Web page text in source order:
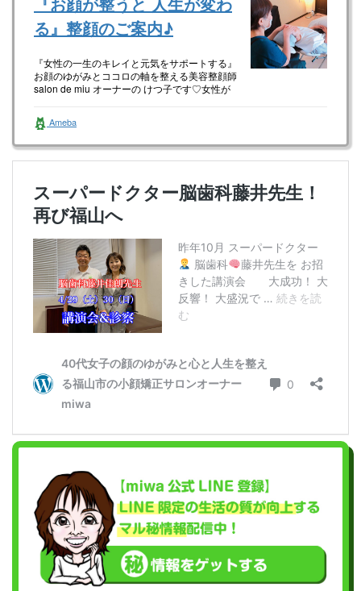
る』整顔のご案内♪
『女性の一生のキレイと元気をサポートする』
お顔のゆがみとココロの軸を整える美容整顔師
salon de miu オーナーの けつ子です♡女性が
Ameba